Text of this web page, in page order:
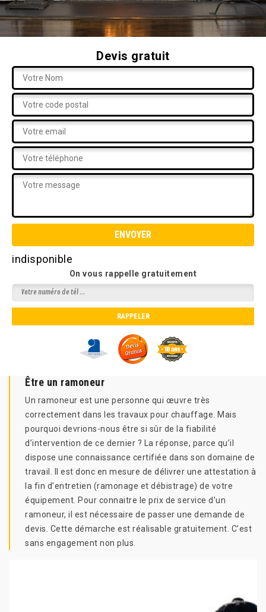
Devis gratuit
indisponible
On vous rappelle gratuitement
Être un ramoneur
Un ramoneur est une personne qui œuvre très
correctement dans les travaux pour chauffage. Mais
pourquoi devrions-nous être si sûr de la fiabilité
d’intervention de ce dernier ? La réponse, parce qu’il
dispose une connaissance certifiée dans son domaine de
travail. Il est donc en mesure de délivrer une attestation à
la fin d’entretien (ramonage et débistrage) de votre
équipement. Pour connaitre le prix de service d’un
ramoneur, il est nécessaire de passer une demande de
devis. Cette démarche est réalisable gratuitement. C’est
sans engagement non plus.